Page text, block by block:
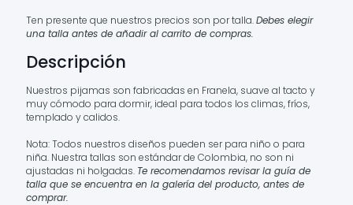
Ten presente que nuestros precios son por talla.Debes elegir
una talla antes de añadir al carrito de compras.
Descripción
Nuestros pijamas son fabricadas en Franela, suave al tacto y
muy cómodo para dormir, ideal para todos los climas, fríos,
templado y calidos.
Nota: Todos nuestros diseños pueden ser para niño o para
niña. Nuestra tallas son estándar de Colombia, no son ni
ajustadas ni holgadas. Te recomendamos revisar la guía de
talla que se encuentra en la galería del producto, antes de
comprar.